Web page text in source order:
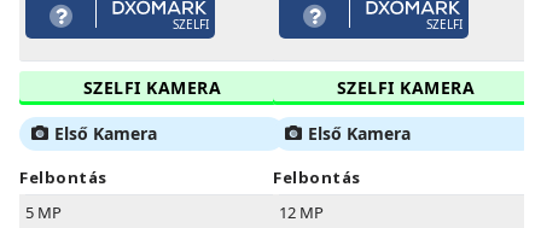
SZELFI
SZELFI KAMERA
Első Kamera
Felbontás
5 MP
SZELFI
SZELFI KAMERA
Első Kamera
Felbontás
12 MP